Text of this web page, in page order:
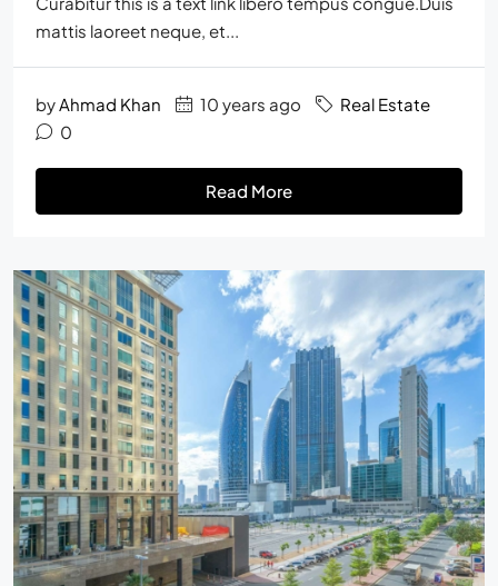
mattis laoreet neque, et...
byAhmad Khan 10 years ago
Real Estate
0
Read More